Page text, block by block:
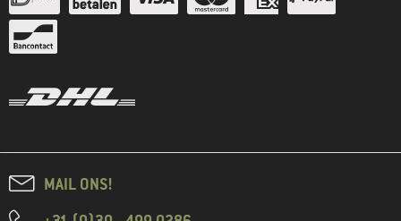
MAIL ONS!